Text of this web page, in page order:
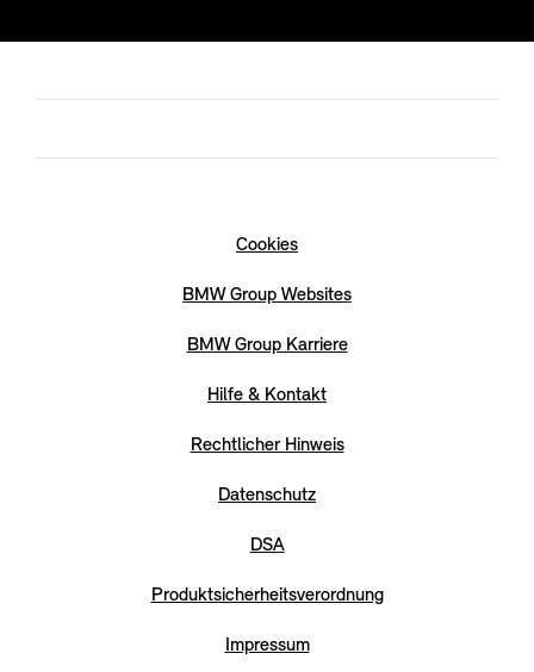
Cookies
BMW Group Websites
BMW Group Karriere
Hilfe & Kontakt
Rechtlicher Hinweis
Datenschutz
DSA
Produktsicherheitsverordnung
Impressum